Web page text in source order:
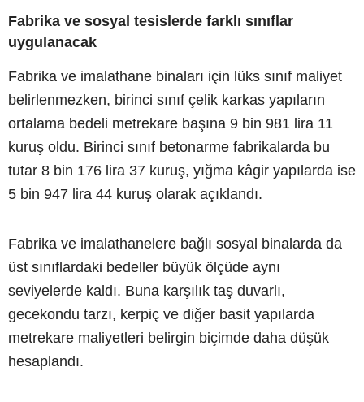
Fabrika ve sosyal tesislerde farklı sınıflar
uygulanacak
Fabrika ve imalathane binaları için lüks sınıf maliyet
belirlenmezken, birinci sınıf çelik karkas yapıların
ortalama bedeli metrekare başına 9 bin 981 lira 11
kuruş oldu. Birinci sınıf betonarme fabrikalarda bu
tutar 8 bin 176 lira 37 kuruş, yığma kâgir yapılarda ise
5 bin 947 lira 44 kuruş olarak açıklandı.
Fabrika ve imalathanelere bağlı sosyal binalarda da
üst sınıflardaki bedeller büyük ölçüde aynı
seviyelerde kaldı. Buna karşılık taş duvarlı,
gecekondu tarzı, kerpiç ve diğer basit yapılarda
metrekare maliyetleri belirgin biçimde daha düşük
hesaplandı.